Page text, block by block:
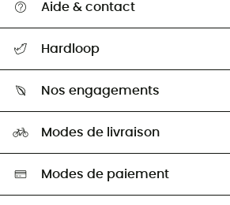
Aide & contact
Guide des tailles
Seconde Main
Aide & Contact
Hardloop
HardGuides
Nos engagements
Sélection éco-responsable
Modes de livraison
Modes de paiement